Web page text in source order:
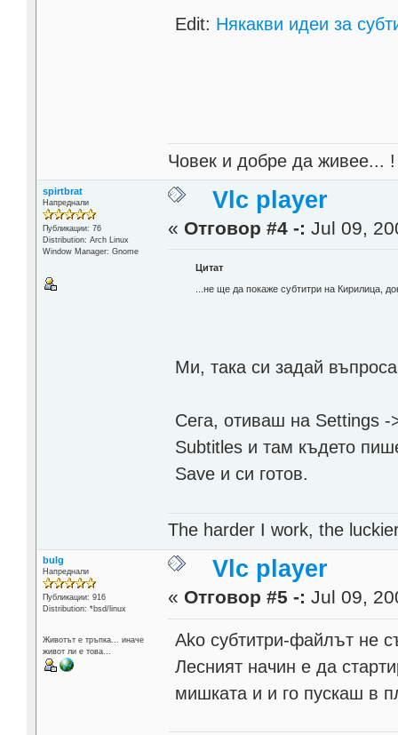
Edit: Някакви идеи за
Човек и добре да живее... !
spirtbrat
Напреднали
Публикации: 76
Distribution: Arch Linux
Window Manager: Gnome
Vlc player
« Отговор #4 -: Jul 09,
Цитат
...не ще да покаже субтитри на Кирилица,
Ми, така си задай
Сега, отиваш на Settings
Subtitles и там където
Save и си готов.
The harder I work, the
bulg
Напреднали
Публикации: 916
Distribution: *bsd/linux
Животът е тръпка... иначе
живот ли е това...
Vlc player
« Отговор #5 -: Jul 09,
Ako субтитри-файлът не
Лесният начин е да
мишката и и го пускаш в